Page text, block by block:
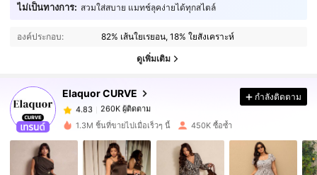
ไม่เป็นทางการ: สวมใส่สบาย แมทช์ลุคง่ายได้ทุกสไตล์
องค์ประกอบ: 82% เส้นใยเรยอน, 18% ใยสังเคราะห์
ดูเพิ่มเติม
Elaquor CURVE
4.83 260K ผู้ติดตาม
260K ผู้ติดตาม
4.83
260K ผู้ติดตาม
a***i จ่าย1 วันที่ผ่านมา
4.83 260K ผู้ติดตาม
กำลังติดตาม
1.3M ชิ้นที่ขายไปเมื่อเร็วๆ นี้ 450K ซื้อซ้ำ